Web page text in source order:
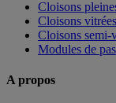
Cloisons
Cloisons vitrées
Cloisons semi-
Modules de
A propos